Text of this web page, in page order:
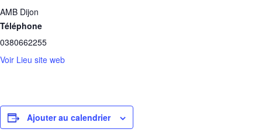
AMB Dijon
Téléphone
0380662255
Voir Lieu site web
Ajouter au calendrier